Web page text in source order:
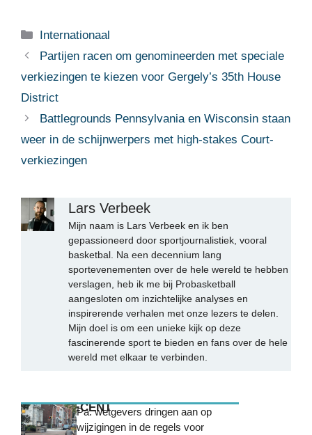
Categorieën
Internationaal
Partijen racen om genomineerden met speciale
verkiezingen te kiezen voor Gergely’s 35th House
District
Battlegrounds Pennsylvania en Wisconsin staan
​​weer in de schijnwerpers met high-stakes Court-
verkiezingen
Lars Verbeek
Mijn naam is Lars Verbeek en ik ben
gepassioneerd door sportjournalistiek, vooral
basketbal. Na een decennium lang
sportevenementen over de hele wereld te hebben
verslagen, heb ik me bij Probasketball
aangesloten om inzichtelijke analyses en
inspirerende verhalen met onze lezers te delen.
Mijn doel is om een unieke kijk op deze
fascinerende sport te bieden en fans over de hele
wereld met elkaar te verbinden.
MEEST RECENTPa. wetgevers dringen aan op
wijzigingen in de regels voor